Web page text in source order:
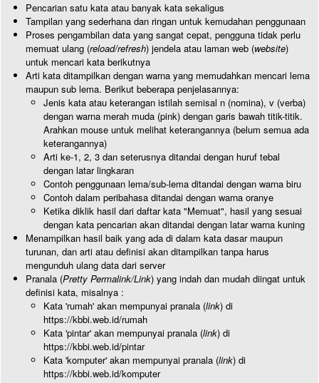
Pencarian satu kata atau banyak kata sekaligus
Tampilan yang sederhana dan ringan untuk kemudahan penggunaan
Proses pengambilan data yang sangat cepat, pengguna tidak perlu
memuat ulang (reload/refresh) jendela atau laman web (website)
untuk mencari kata berikutnya
Arti kata ditampilkan dengan warna yang memudahkan mencari lema
maupun sub lema. Berikut beberapa penjelasannya:
Jenis kata atau keterangan istilah semisal n (nomina), v (verba)
dengan warna merah muda (pink) dengan garis bawah titik-titik.
Arahkan mouse untuk melihat keterangannya (belum semua ada
keterangannya)
Arti ke-1, 2, 3 dan seterusnya ditandai dengan huruf tebal
dengan latar lingkaran
Contoh penggunaan lema/sub-lema ditandai dengan warna biru
Contoh dalam peribahasa ditandai dengan warna oranye
Ketika diklik hasil dari daftar kata "Memuat", hasil yang sesuai
dengan kata pencarian akan ditandai dengan latar warna kuning
Menampilkan hasil baik yang ada di dalam kata dasar maupun
turunan, dan arti atau definisi akan ditampilkan tanpa harus
mengunduh ulang data dari server
Pranala (Pretty Permalink/Link) yang indah dan mudah diingat untuk
definisi kata, misalnya :
Kata 'rumah' akan mempunyai pranala (link) di
https://kbbi.web.id/rumah
Kata 'pintar' akan mempunyai pranala (link) di
https://kbbi.web.id/pintar
Kata 'komputer' akan mempunyai pranala (link) di
https://kbbi.web.id/komputer